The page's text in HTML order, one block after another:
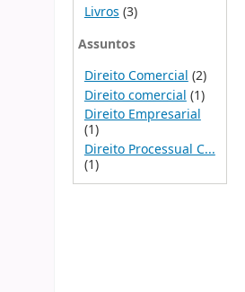
Livros(3)
Assuntos
Direito Comercial (2)
Direito comercial (1)
Direito Empresarial
(1)
Direito Processual C...
(1)